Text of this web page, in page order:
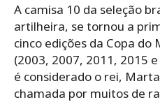
A camisa 10 da seleção
artilheira, se tornou a
cinco edições da Copa
(2003, 2007, 2011, 2015
é considerado o rei,
chamada por muitos de